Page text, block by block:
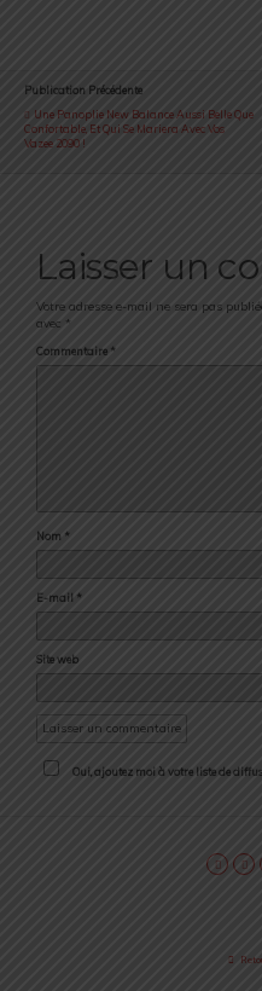
Publication Précédente
Une Panoplie New Balance Aussi Belle Que
Confortable, Et Qui Se Mariera Avec Vos
Vazee 2090 !
Laisser un
Votre adresse e-mail ne sera pas
avec *
Commentaire *
Nom *
E-mail *
Site web
Oui, ajoutez moi à votre liste de